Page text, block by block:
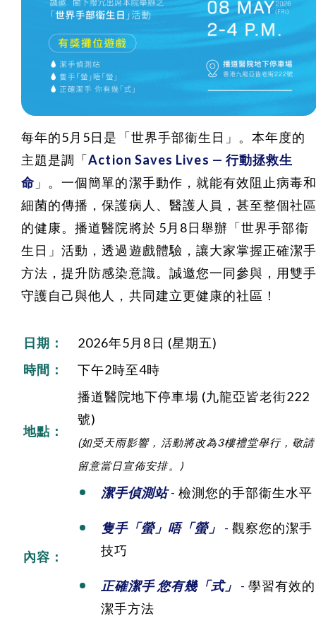
每年的5月5日是「世界手部衞生日」。本年度的
主題是調「Action Saves Lives — 行動拯救生
命 」。一個簡單的潔手動作，就能有效阻止病毒
細菌的傳播，保護病人、醫護人員，甚至整個社
的健康。播道醫院將於 5月8日舉辦「世界手部衞
生日」活動，透過遊戲體驗，讓大家掌握正確潔
方法，提升防感染意識。誠邀您一同參與，用雙
守護自己與他人，共同建立更健康的社區！
日期：
2026年5月8日 (星期五)
時間：
下午2時至4時
地點：
播道醫院地下停車場 (九龍亞皆老街222
號)
(如受天雨影響，活動將改為3樓禮堂舉行，敬請
留意當日宣佈安排。)
內容：
潔手偵測站 - 檢測您的手部衞生水平
隻手「螢」唔「螢」 - 觀察您的潔手
技巧
正確潔手 您有幾「式」 - 學習有效的
潔手方法